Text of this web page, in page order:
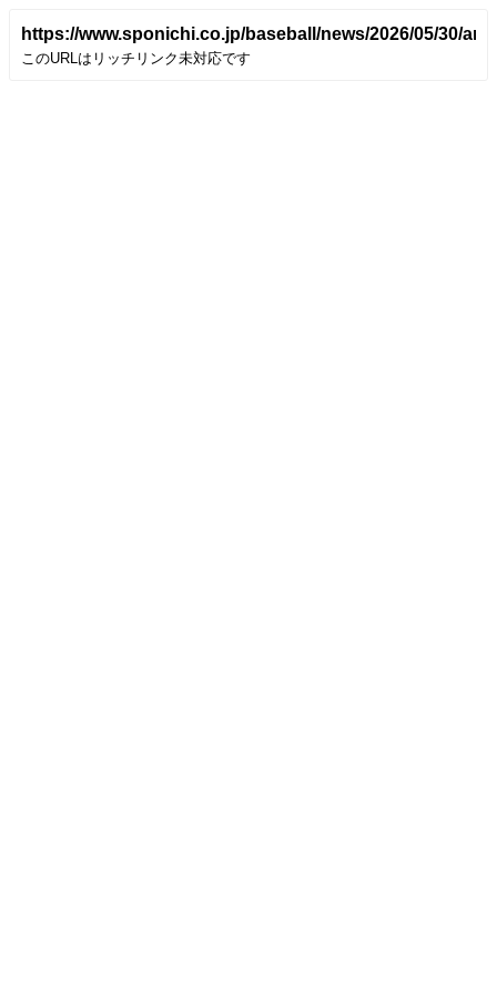
https://www.sponichi.co.jp/baseball/news/2026/05/30/
このURLはリッチリンク未対応です